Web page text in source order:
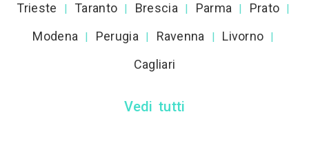
Trieste | Taranto | Brescia | Parma | Prato |
Modena | Perugia | Ravenna | Livorno |
Cagliari
Vedi tutti